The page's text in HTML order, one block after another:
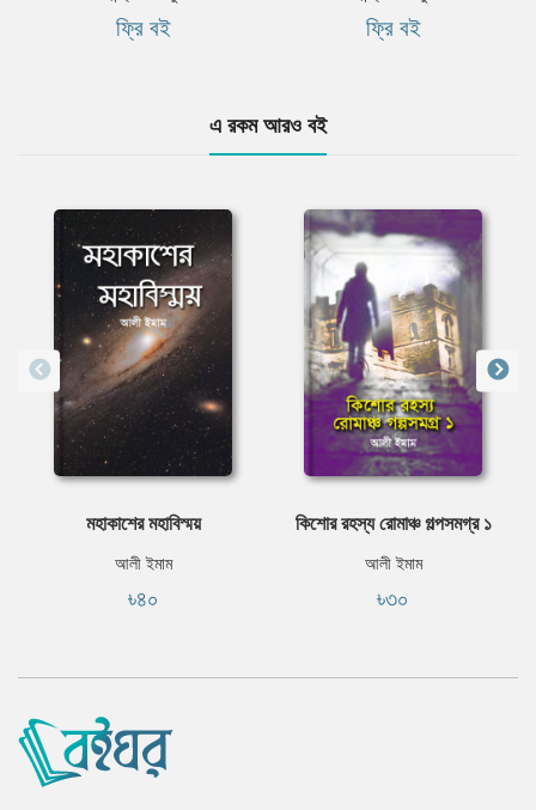
ফ্রি বই ফ্রি বই
এ রকম আরও বই
মহাকাশের মহাবিস্ময়
আলী ইমাম
৳৪০
কিশোর রহস্য রোমাঞ্চ গল্পসমগ্র ১
আলী ইমাম
৳৩০